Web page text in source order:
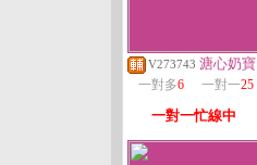
V273743 溏心奶寶
一對多6 一對一25
一對一忙線中